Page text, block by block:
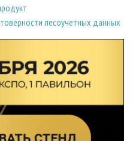
лесоучетных данных